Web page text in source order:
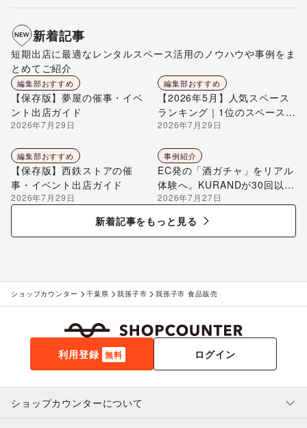
新着記事
短期出店に最適なレンタルスペース活用のノウハウや事例をま
とめてご紹介
編集部おすすめ
【保存版】夢屋の催事・イベ
ント出店ガイド
2026年7月29日
編集部おすすめ
【2026年5月】人気スペース
ランキング｜1位のスペースを
編集部が解説
2026年7月29日
編集部おすすめ
【保存版】西鉄ストアの催
事・イベント出店ガイド
2026年7月29日
事例紹介
EC発の「酒ガチャ」をリアル
体験へ。KURANDが30回以上
のポップアップ出店で届け
る“新しいお酒との出会い”
2026年7月27日
新着記事をもっと見る
ショップカウンター 千葉県 我孫子市 我孫子市 食品販売
利用登録 無料 ログイン
ショップカウンターについて